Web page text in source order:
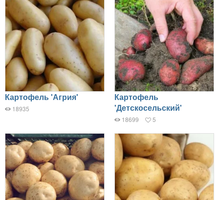
Картофель 'Агрия'
18935
Картофель
'Детскосельский'
18699 5